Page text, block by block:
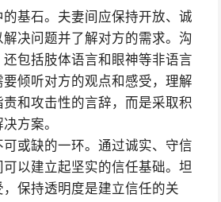
的基石。夫妻间应保持开放、诚
决问题并了解对方的需求。沟
包括肢体语言和眼神等非语言
倾听对方的观点和感受，理解
和攻击性的言辞，而是采取积
方案。
或缺的一环。通过诚实、守信
以建立起坚实的信任基础。坦
保持透明度是建立信任的关